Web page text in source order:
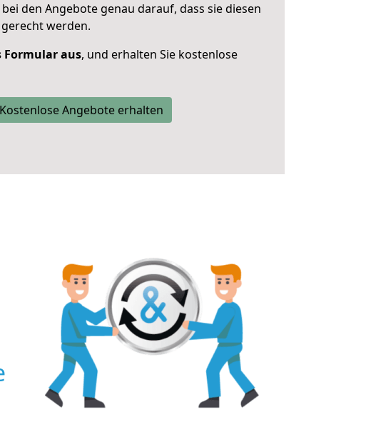
den Angebote genau darauf, dass sie diesen
werden.
Formular aus, und erhalten Sie kostenlose
Kostenlose Angebote erhalten